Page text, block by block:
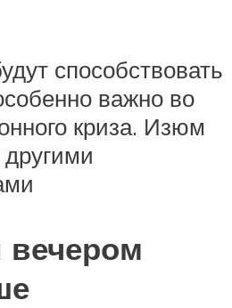
способствовать
важно во
криза. Изюм